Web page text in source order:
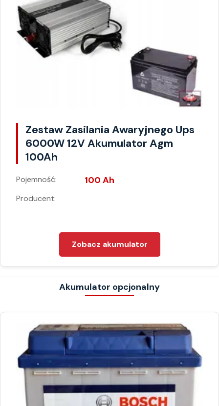
Zestaw Zasilania Awaryjnego Ups
6000W 12V Akumulator Agm
100Ah
Pojemność: 100 Ah
Producent:
Zobacz akumulator
Akumulator opcjonalny